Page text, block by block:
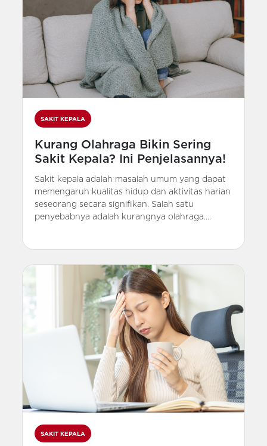
SAKIT KEPALA
Kurang Olahraga Bikin Sering
Sakit Kepala? Ini Penjelasannya!
Sakit kepala adalah masalah umum yang dapat
memengaruh kualitas hidup dan aktivitas harian
seseorang secara signifikan. Salah satu
penyebabnya adalah kurangnya olahraga....
SAKIT KEPALA